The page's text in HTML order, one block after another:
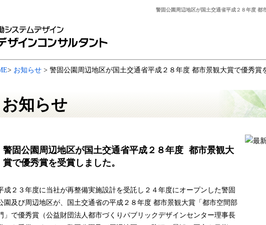
警固公園周辺地区が国土交通省平成２８年度 都
> お知らせ > 警固公園周辺地区が国土交通省平成２８年度 都市景観大賞で優秀賞
お知らせ
警固公園周辺地区が国土交通省平成２８年度 都市景観大
賞で優秀賞を受賞しました。
成２３年度に当社が再整備実施設計を受託し２４年度にオープンした警固
園及び周辺地区が、国土交通省の平成２８年度 都市景観大賞「都市空間部
」で優秀賞（公益財団法人都市づくりパブリックデザインセンター理事長